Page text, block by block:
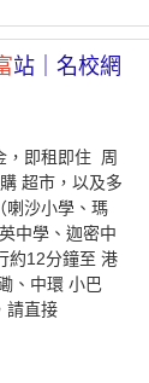
站｜名校網
即租即住 ️ 周
超市，以及多
喇沙小學、瑪
中學、迦密中
約12分鐘至 港
、中環 小巴
請直接